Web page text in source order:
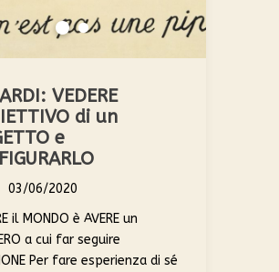
VEDERE
di un
e
03/06/2020
il MONDO è AVERE un
a cui far seguire
Per fare esperienza di sé